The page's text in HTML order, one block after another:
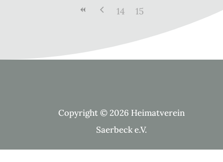
14 15
Copyright © 2026 Heimatverein
Saerbeck e.V.